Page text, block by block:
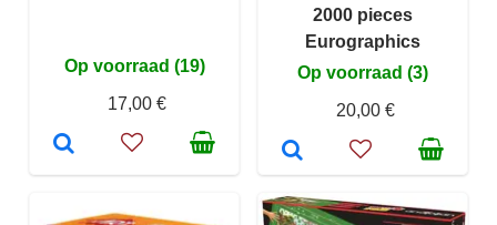
Op voorraad (19)
17,00 €
2000 pieces
Eurographics
Op voorraad (3)
20,00 €